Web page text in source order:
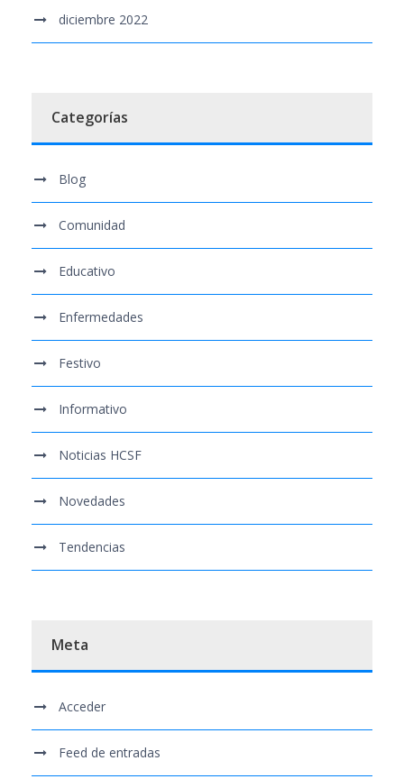
diciembre 2022
Categorías
Blog
Comunidad
Educativo
Enfermedades
Festivo
Informativo
Noticias HCSF
Novedades
Tendencias
Meta
Acceder
Feed de entradas